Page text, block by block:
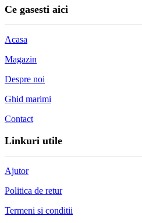
Ce gasesti aici
Acasa
Magazin
Despre noi
Ghid marimi
Contact
Linkuri utile
Ajutor
Politica de retur
Termeni si conditii